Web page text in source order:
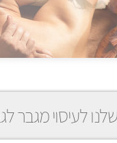
לעיסוי מגבר